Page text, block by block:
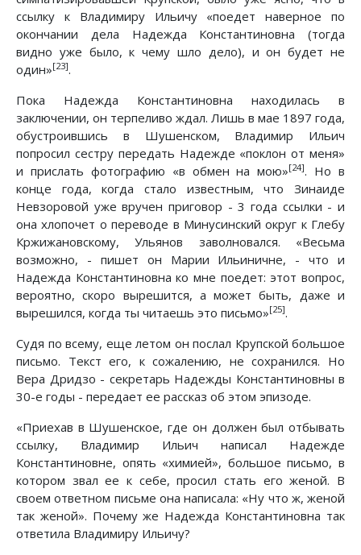
ссылку к Владимиру Ильичу «поедет наверное по
окончании дела Надежда Константиновна (тогда
видно уже было, к чему шло дело), и он будет не
один»[23].
Пока Надежда Константиновна находилась в
заключении, он терпеливо ждал. Лишь в мае 1897 года,
обустроившись в Шушенском, Владимир Ильич
попросил сестру передать Надежде «поклон от меня»
и прислать фотографию «в обмен на мою»[24]. Но в
конце года, когда стало известным, что Зинаиде
Невзоровой уже вручен приговор - 3 года ссылки - и
она хлопочет о переводе в Минусинский округ к Глебу
Кржижановскому, Ульянов заволновался. «Весьма
возможно, - пишет он Марии Ильиничне, - что и
Надежда Константиновна ко мне поедет: этот вопрос,
вероятно, скоро вырешится, а может быть, даже и
вырешился, когда ты читаешь это письмо»[25].
Судя по всему, еще летом он послал Крупской большое
письмо. Текст его, к сожалению, не сохранился. Но
Вера Дридзо - секретарь Надежды Константиновны в
30-е годы - передает ее рассказ об этом эпизоде.
«Приехав в Шушенское, где он должен был отбывать
ссылку, Владимир Ильич написал Надежде
Константиновне, опять «химией», большое письмо, в
котором звал ее к себе, просил стать его женой. В
своем ответном письме она написала: «Ну что ж, женой
так женой». Почему же Надежда Константиновна так
ответила Владимиру Ильичу?